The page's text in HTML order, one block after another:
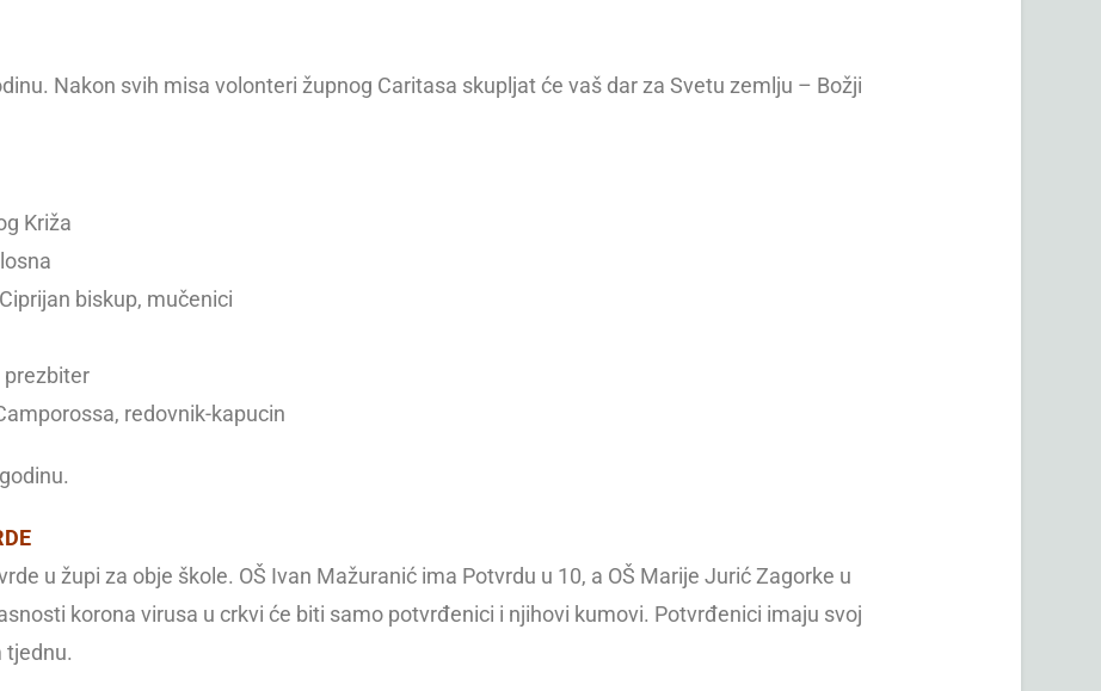
Nakon svih misa volonteri župnog Caritasa skupljat će vaš dar za Svetu zemlju – Božji
Križa
biskup, mučenici
prezbiter
redovnik-kapucin
u župi za obje škole. OŠ Ivan Mažuranić ima Potvrdu u 10, a OŠ Marije Jurić Zagorke u
korona virusa u crkvi će biti samo potvrđenici i njihovi kumovi. Potvrđenici imaju svoj
tjednu.